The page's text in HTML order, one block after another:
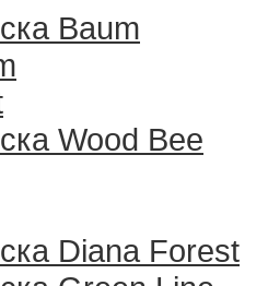
Baum
Wood Bee
Diana Forest